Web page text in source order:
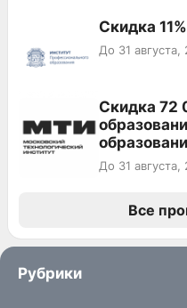
Скидка
До 31 августа,
Скидка 72
До 31 августа,
Все
Рубрики